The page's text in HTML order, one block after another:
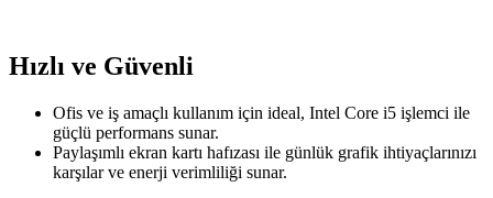
Hızlı ve Güvenli
Ofis ve iş amaçlı kullanım için ideal, Intel Core i5 işlemci ile
güçlü performans sunar.
Paylaşımlı ekran kartı hafızası ile günlük grafik ihtiyaçlarınızı
karşılar ve enerji verimliliği sunar.